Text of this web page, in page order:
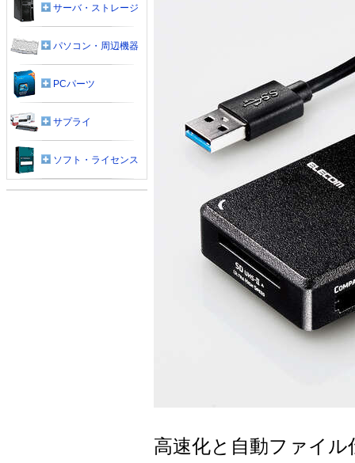
高速化と自動ファイ
サーバ・ストレージ
パソコン・周辺機器
PCパーツ
サプライ
ソフト・ライセンス